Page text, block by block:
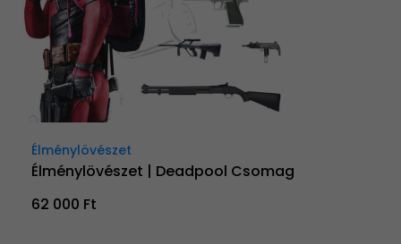
Élménylövészet
Élménylövészet | Deadpool Csomag
62 000 Ft